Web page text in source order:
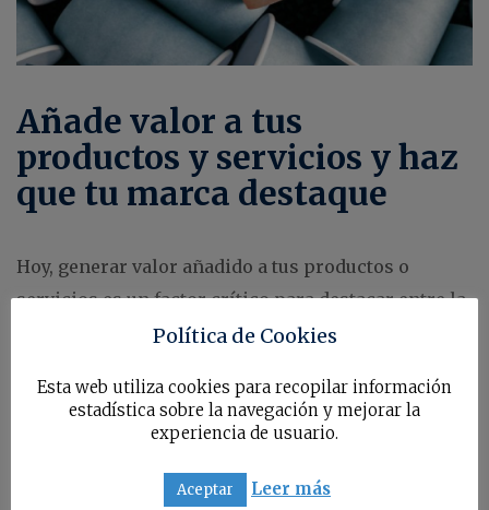
Añade valor a tus
productos y servicios y haz
que tu marca destaque
Hoy, generar valor añadido a tus productos o
servicios es un factor crítico para destacar entre la
competencia y conseguir clientes fieles. No es
es fundamental. La clave de una marca exitosa
reside en el valor añadido que ofrece a sus clientes.
Política de Cookies
Esta web utiliza cookies para recopilar información
estadística sobre la navegación y mejorar la
experiencia de usuario.
Aceptar Leer más